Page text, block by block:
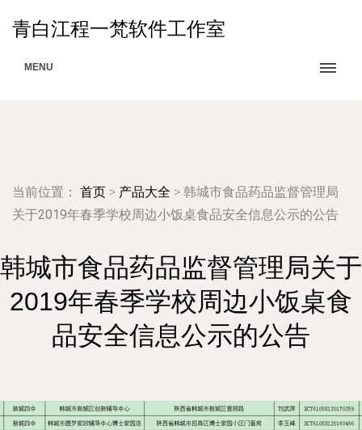
青白江程一梵软件工作室
MENU
当前位置： 首页 > 产品大全 > 韩城市食品药品监督管理局
关于2019年春季学校周边小饭桌食品安全信息公示的公告
韩城市食品药品监督管理局关于
2019年春季学校周边小饭桌食
品安全信息公示的公告